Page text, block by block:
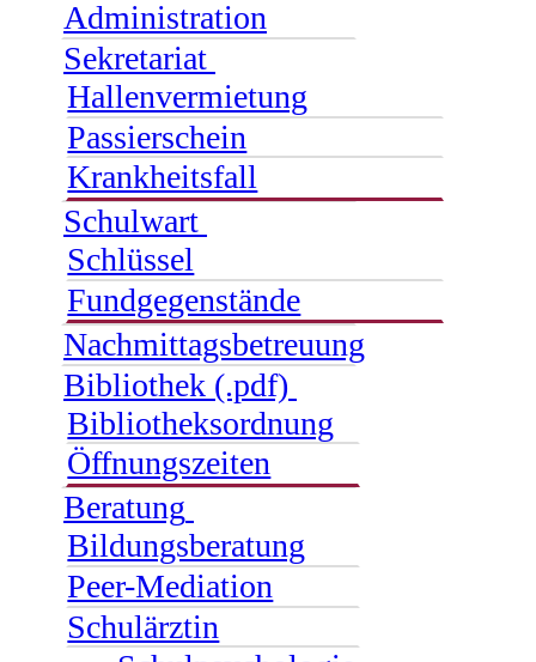
Administration
Sekretariat
Hallenvermietung
Passierschein
Krankheitsfall
Schulwart
Schlüssel
Fundgegenstände
Nachmittagsbetreuung
Bibliothek (.pdf)
Bibliotheksordnung
Öffnungszeiten
Beratung
Bildungsberatung
Peer-Mediation
Schulärztin